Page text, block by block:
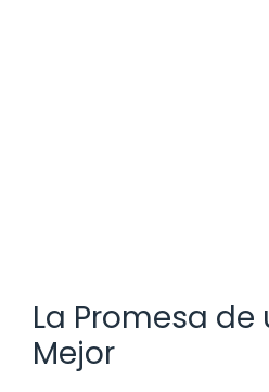
La Promesa de
Mejor